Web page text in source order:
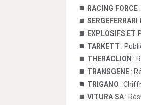
RACING FORCE
SERGEFERRARI
EXPLOSIFS ET
TARKETT :
THERACLION :
TRANSGENE :
TRIGANO :
VITURA SA :